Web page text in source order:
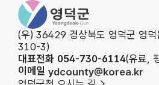
영덕군청
(우) 36429 경상북도 영덕군 영덕
310-3)
대표전화 054-730-6114(유료,
이메일 ydcounty@korea.kr